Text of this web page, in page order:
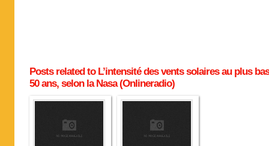
Posts related to L’intensité des vents solaires au plus
50 ans, selon la Nasa (Onlineradio)